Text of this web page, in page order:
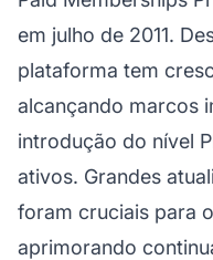
em julho de 2011.
plataforma tem
alcançando marcos
introdução do nível
ativos. Grandes
foram cruciais para
aprimorando